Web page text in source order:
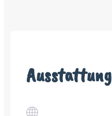
Ausstattung